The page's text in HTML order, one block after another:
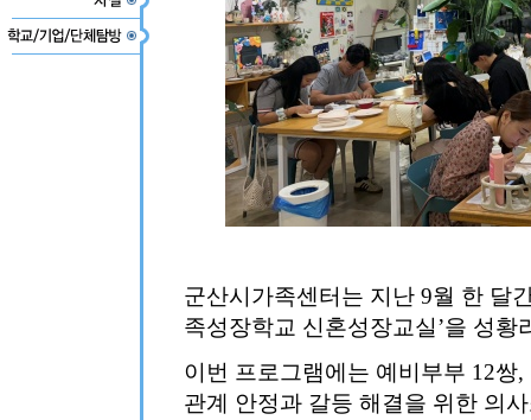
군산시가족센터는 지난 9월 한 달
족성장학교 신혼성장교실’을 성황
이번 프로그램에는 예비부부 12쌍
관계 안정과 갈등 해결을 위한 의